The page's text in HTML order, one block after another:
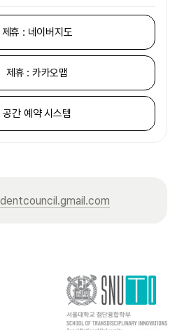
제휴 : 네이버지도
제휴 : 카카오맵
공간 예약 시스템